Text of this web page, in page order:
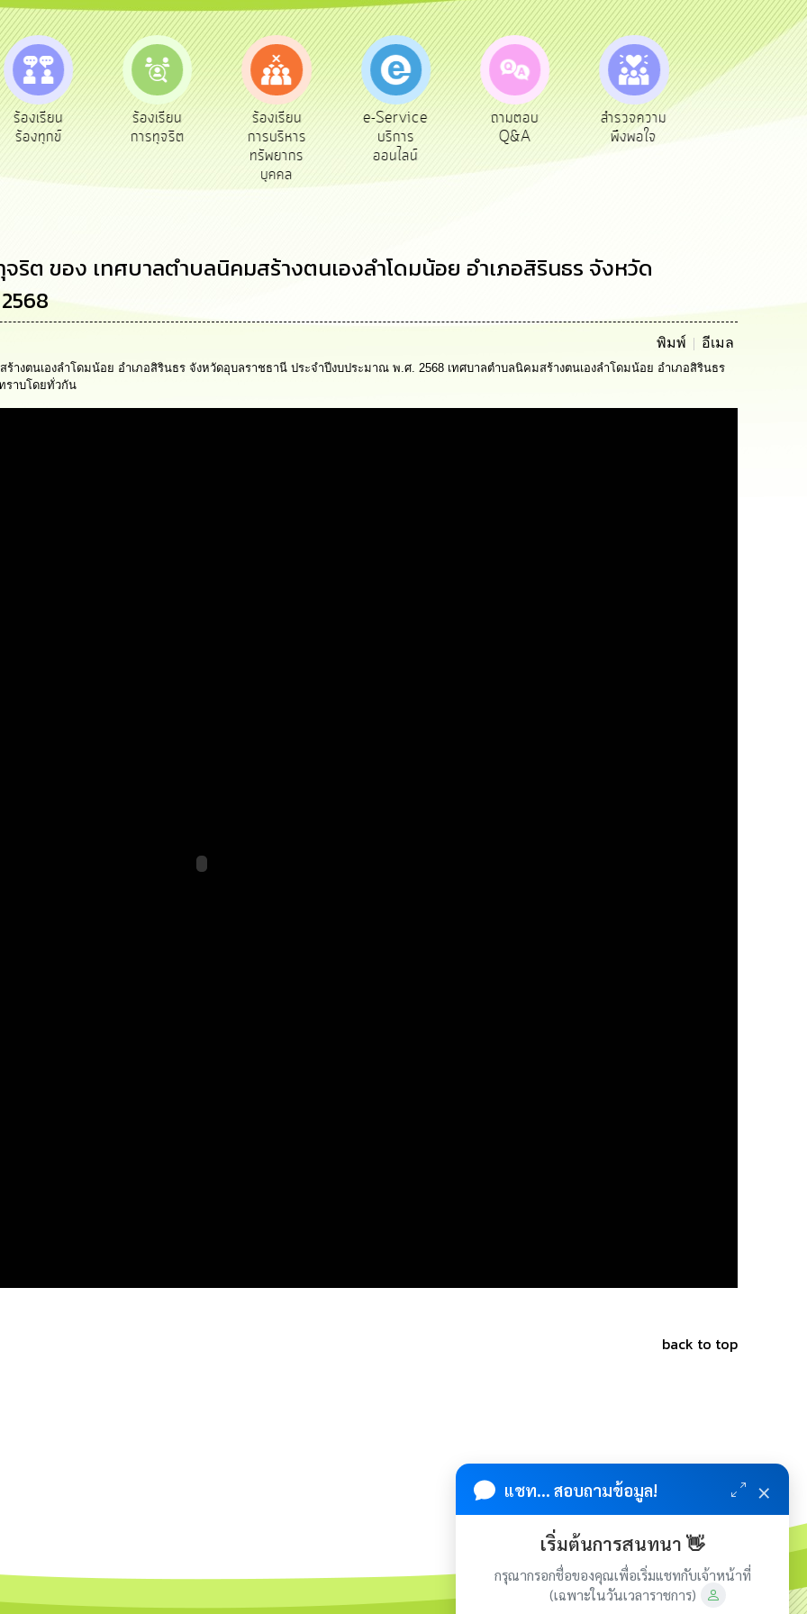
ร้องเรียน
การทุจริต
ร้องเรียน
การบริหาร
e-Service
บริการ
ออนไลน์
ถามตอบ
Q&A
สำรวจความ
พึงพอใจ
ผู้รับเบีย
ยังชีพ
ประเมินภาษี
จริต ของ เทศบาลตำบลนิคมสร้างตนเองลำโดมน้อย อำเภอสิรินธร จังหวัด
พิมพ์ อีเมล
างตนเองลำโดมน้อย อำเภอสิรินธร จังหวัดอุบลราชธานี ประจำปีงบประมาณ พ.ศ. 2568 เทศบาลตำบลนิคมสร้างตนเองลำโดมน้อย อำเภอสิรินธร
ราบโดยทั่วกัน
back to top
แชท... สอบถามข้อมูล! ×
เริ่มต้นการสนทนา 👋
กรุณากรอกชื่อของคุณเพื่อเริ่มแชทกับเจ้าหน้าที่
(เฉพาะในวันเวลาราชการ)